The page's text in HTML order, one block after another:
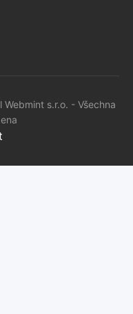
s.r.o. - Všechna